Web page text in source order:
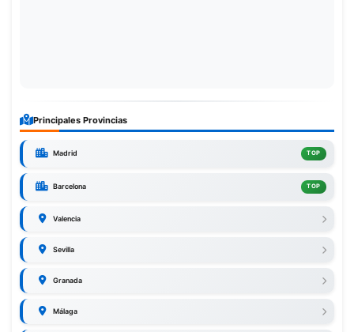
Principales Provincias
Madrid TOP
Barcelona TOP
Valencia
Sevilla
Granada
Málaga